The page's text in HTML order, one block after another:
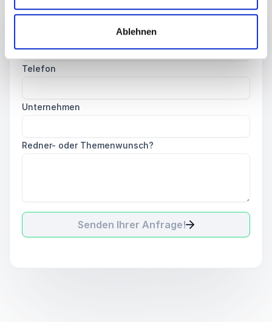
Ablehnen
Telefon
Unternehmen
Redner- oder Themenwunsch?
Senden Ihrer Anfrage!